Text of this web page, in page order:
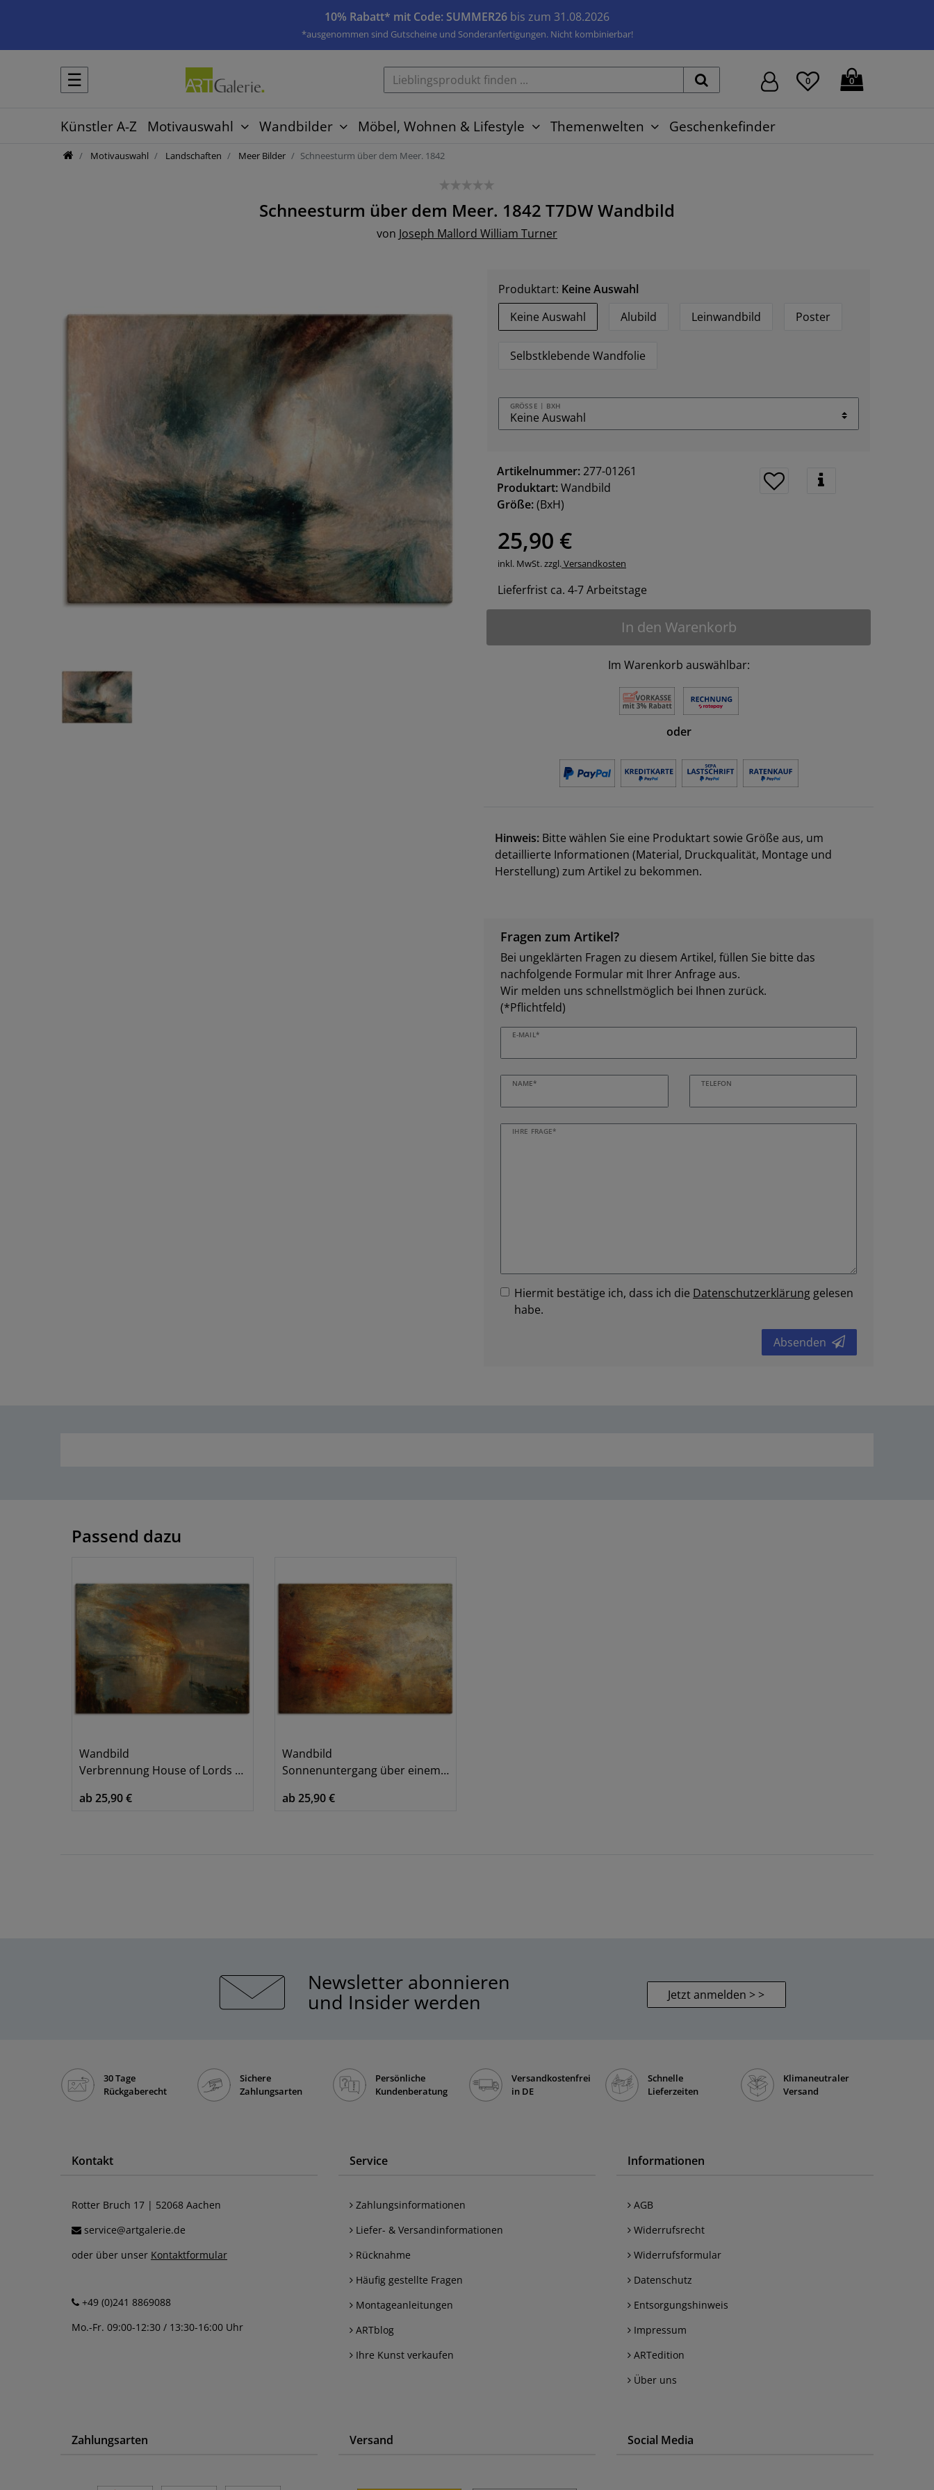
10% Rabatt* mit Code: SUMMER26 bis zum 31.08.2026
*ausgenommen sind Gutscheine und Sonderanfertigungen. Nicht kombinierbar!
☰ 0 0
Künstler A-Z Motivauswahl Wandbilder Möbel, Wohnen & Lifestyle Themenwelten Geschenkefinder
Motivauswahl Landschaften Meer Bilder Schneesturm über dem Meer. 1842
Schneesturm über dem Meer. 1842 T7DWWandbild
von Joseph Mallord William Turner
Produktart: Keine Auswahl
Keine Auswahl
Alubild Leinwandbild Poster
Selbstklebende Wandfolie
GRÖSSE | BXH
Artikelnummer:277-01261
Produktart:Wandbild
Größe:(BxH)
25,90 €
inkl. MwSt. zzgl. Versandkosten
Lieferfrist ca. 4-7 Arbeitstage
In den Warenkorb
Im Warenkorb auswählbar:
oder
Hinweis: Bitte wählen Sie eine Produktart sowie Größe aus, um
detaillierte Informationen (Material, Druckqualität, Montage und
Herstellung) zum Artikel zu bekommen.
Fragen zum Artikel?
Bei ungeklärten Fragen zu diesem Artikel, füllen Sie bitte das
nachfolgende Formular mit Ihrer Anfrage aus.
Wir melden uns schnellstmöglich bei Ihnen zurück.
(*Pflichtfeld)
E-MAIL*
NAME* TELEFON
IHRE FRAGE*
Hiermit bestätige ich, dass ich die Daten­schutz­erklärung gelesen
habe.
Absenden
Passend dazu
Wandbild
Verbrennung House of Lords and Commons
ab 25,90 €
Wandbild
Sonnenuntergang über einem See. 1840
ab 25,90 €
Newsletter abonnieren
und Insider werden Jetzt anmelden > >
30 Tage
Rückgaberecht
Sichere
Zahlungsarten
Persönliche
Kundenberatung
Versandkostenfrei
in DE
Schnelle
Lieferzeiten
Klimaneutraler
Versand
Kontakt
Rotter Bruch 17 | 52068 Aachen
service@artgalerie.de
oder über unser Kontaktformular
+49 (0)241 8869088
Mo.-Fr. 09:00-12:30 / 13:30-16:00 Uhr
Service
Zahlungsinformationen
Liefer- & Versandinformationen
Rücknahme
Häufig gestellte Fragen
Montageanleitungen
ARTblog
Ihre Kunst verkaufen
Informationen
AGB
Widerrufsrecht
Widerrufsformular
Datenschutz
Entsorgungshinweis
Impressum
ARTedition
Über uns
Zahlungsarten Versand Social Media